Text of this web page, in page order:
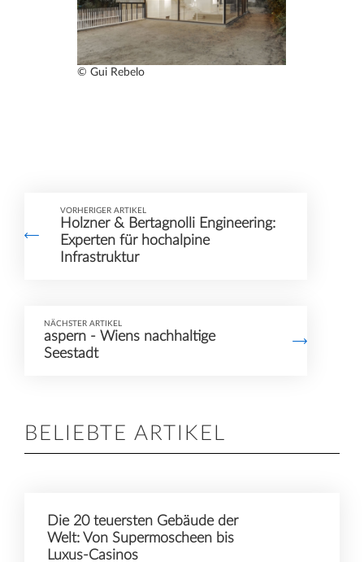
© Gui Rebelo
VORHERIGER ARTIKEL
Holzner & Bertagnolli Engineering:
Experten für hochalpine
Infrastruktur
NÄCHSTER ARTIKEL
aspern - Wiens nachhaltige
Seestadt
BELIEBTE ARTIKEL
Die 20 teuersten Gebäude der
Welt: Von Supermoscheen bis
Luxus-Casinos